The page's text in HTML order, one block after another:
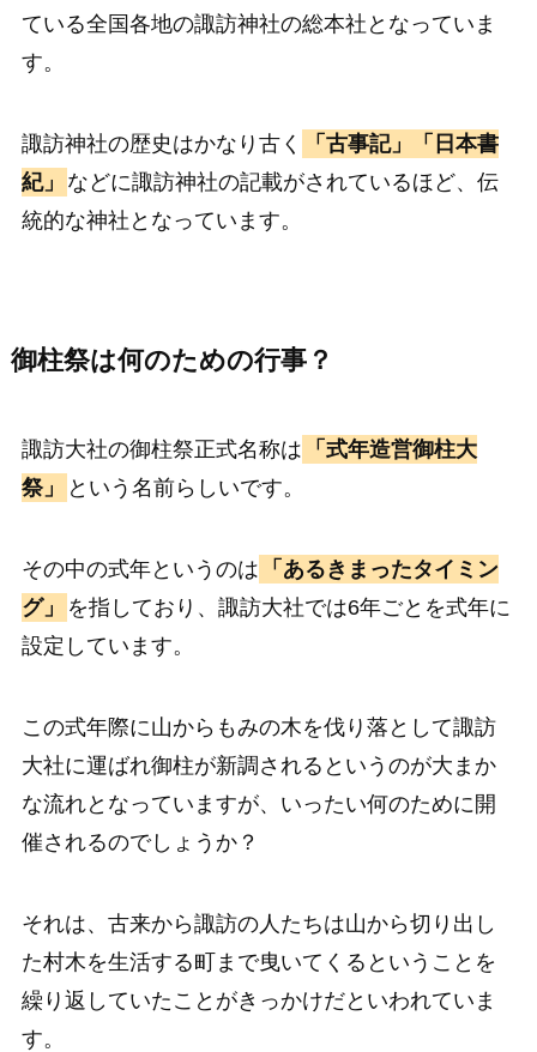
ている全国各地の諏訪神社の総本社となっていま
す。
諏訪神社の歴史はかなり古く
「古事記」「日本書
紀」
などに諏訪神社の記載がされているほど、伝
統的な神社となっています。
御柱祭は何のための行事？
諏訪大社の御柱祭正式名称は
「式年造営御柱大
祭」
という名前らしいです。
その中の式年というのは
「あるきまったタイミン
グ」
を指しており、諏訪大社では6年ごとを式年に
設定しています。
この式年際に山からもみの木を伐り落として諏訪
大社に運ばれ御柱が新調されるというのが大まか
な流れとなっていますが、いったい何のために開
催されるのでしょうか？
それは、古来から諏訪の人たちは山から切り出し
た村木を生活する町まで曳いてくるということを
繰り返していたことがきっかけだといわれていま
す。